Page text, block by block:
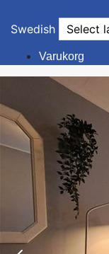
Swedish Select
Varukorg